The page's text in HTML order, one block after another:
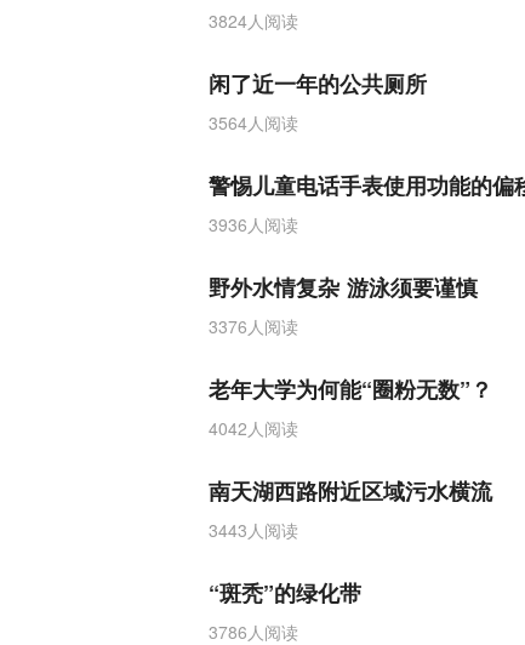
3824人阅读
闲了近一年的公共厕所
3564人阅读
警惕儿童电话手表使用功能的偏
3936人阅读
野外水情复杂 游泳须要谨慎
3376人阅读
老年大学为何能“圈粉无数”？
4042人阅读
南天湖西路附近区域污水横流
3443人阅读
“斑秃”的绿化带
3786人阅读